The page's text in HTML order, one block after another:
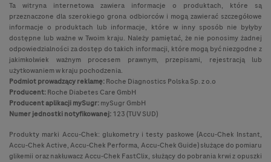
Ta witryna internetowa zawiera informacje o produktach, które są
przeznaczone dla szerokiego grona odbiorców i mogą zawierać szczegółowe
informacje o produktach lub informacje, które w inny sposób nie byłyby
dostępne lub ważne w Twoim kraju. Należy pamiętać, że nie ponosimy żadnej
odpowiedzialności za dostęp do takich informacji, które mogą być niezgodne z
jakimkolwiek ważnym procesem prawnym, przepisami, rejestracją lub
użytkowaniem w kraju pochodzenia.
Podmiot prowadzący reklamę:Roche Diagnostics Polska Sp. z o.o
Producent:Roche Diabetes Care GmbH
Producent aplikacji mySugr:mySugr GmbH
Numer jednostki notyfikowanej:123 (TUV SUD)
Produkty marki Accu-Chek: glukometry i testy paskowe (Accu-Chek Instant,
Accu-Chek Active, Accu-Chek Performa, Accu-Chek Guide) służące do pomiaru
glikemii oraz nakłuwacz Accu-Chek FastClix, służący do pobrania krwi z opuszki